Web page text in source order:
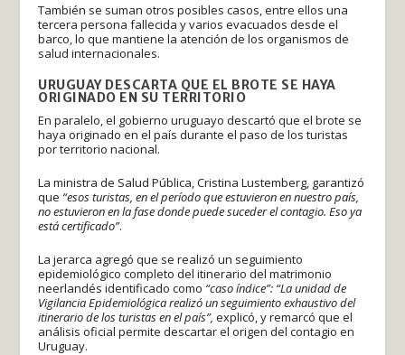
También se suman otros posibles casos, entre ellos una
tercera persona fallecida y varios evacuados desde el
barco, lo que mantiene la atención de los organismos de
salud internacionales.
URUGUAY DESCARTA QUE EL BROTE SE HAYA
ORIGINADO EN SU TERRITORIO
En paralelo, el gobierno uruguayo descartó que el brote se
haya originado en el país durante el paso de los turistas
por territorio nacional.
La ministra de Salud Pública, Cristina Lustemberg, garantizó
que “esos turistas, en el período que estuvieron en nuestro país,
no estuvieron en la fase donde puede suceder el contagio. Eso ya
está certificado”.
La jerarca agregó que se realizó un seguimiento
epidemiológico completo del itinerario del matrimonio
neerlandés identificado como “caso índice”: “La unidad de
Vigilancia Epidemiológica realizó un seguimiento exhaustivo del
itinerario de los turistas en el país”,explicó, y remarcó que el
análisis oficial permite descartar el origen del contagio en
Uruguay.